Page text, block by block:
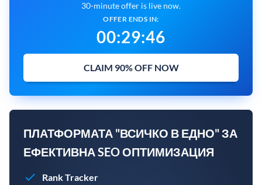
30-minute offer is live now.
OFFER ENDS IN:
00:29:45
CLAIM 90% OFF NOW
ПЛАТФОРМАТА "ВСИЧКО В ЕДНО" ЗА
ЕФЕКТИВНА SEO ОПТИМИЗАЦИЯ
Rank Tracker